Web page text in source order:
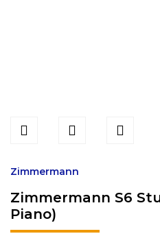
Zimmermann
Zimmermann S6
Piano)